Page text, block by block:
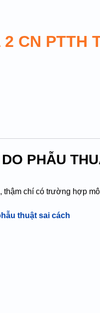
CN PTTH
PHẪU
chí có trường hợp
thuật sai cách